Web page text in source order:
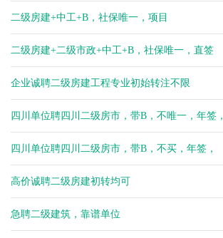
二级房建+中工+B，社保唯一，项目
二级房建+二级市政+中工+B，社保唯一，直签
企业诚聘二级房建工程专业初始转注不限
四川单位聘四川二级房市，带B，不唯一，年签，
四川单位聘四川二级房市，带B，不买，年签，
高价诚聘二级房建初转均可
急聘二级建筑，靠谱单位